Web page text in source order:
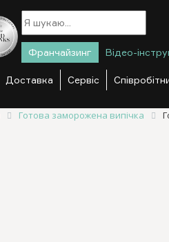
Франчайзинг Відео-
Доставка Сервіс
Готова заморожена випічка